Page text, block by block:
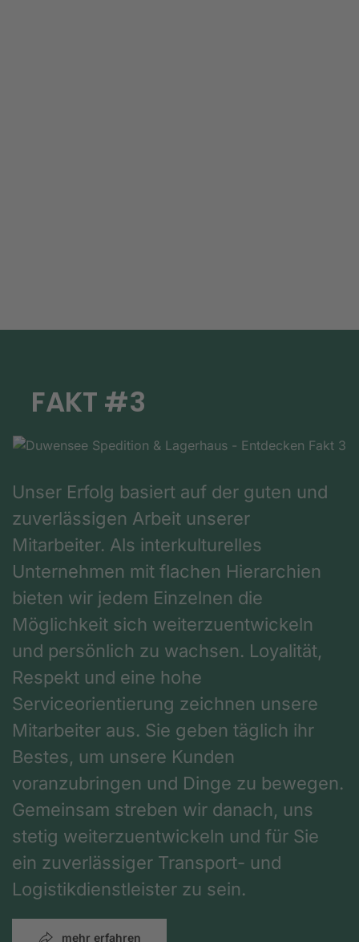
FAKT #3
Unser Erfolg basiert auf der guten und
zuverlässigen Arbeit unserer
Mitarbeiter. Als interkulturelles
Unternehmen mit flachen Hierarchien
bieten wir jedem Einzelnen die
Möglichkeit sich weiterzuentwickeln
und persönlich zu wachsen. Loyalität,
Respekt und eine hohe
Serviceorientierung zeichnen unsere
Mitarbeiter aus. Sie geben täglich ihr
Bestes, um unsere Kunden
voranzubringen und Dinge zu bewegen.
Gemeinsam streben wir danach, uns
stetig weiterzuentwickeln und für Sie
ein zuverlässiger Transport- und
Logistikdienstleister zu sein.
mehr erfahren